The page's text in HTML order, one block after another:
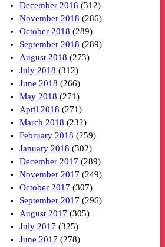
December 2018 (312)
November 2018 (286)
October 2018 (289)
September 2018 (289)
August 2018 (273)
July 2018 (312)
June 2018 (266)
May 2018 (271)
April 2018 (271)
March 2018 (232)
February 2018 (259)
January 2018 (302)
December 2017 (289)
November 2017 (249)
October 2017 (307)
September 2017 (296)
August 2017 (305)
July 2017 (325)
June 2017 (278)